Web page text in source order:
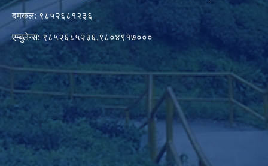
दमकल: ९८५२६८१२३६
एम्बुलेन्स: ९८५२६८५२३६,९८०४९१७०००